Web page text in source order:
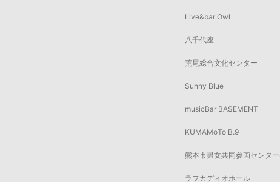
Live&bar Owl
八千代座
荒尾総合文化センター
Sunny Blue
musicBar BASEMENT
KUMAMoTo B.9
熊本市男女共同参画センタ
ラフカディオホール